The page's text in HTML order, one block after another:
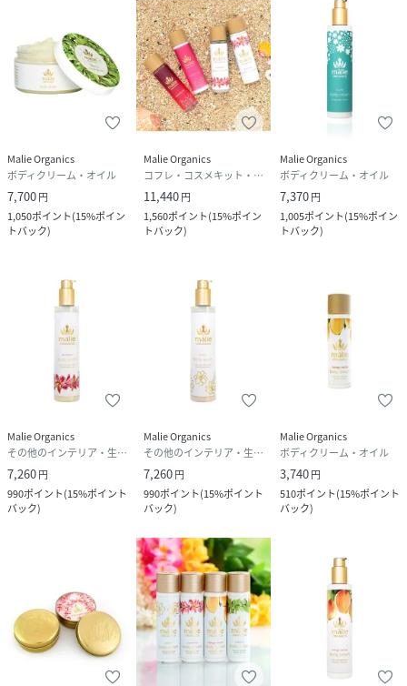
Malie Organics
ボディクリーム・オイル
7,700円
1,050ポイント(15%ポイン
トバック)
Malie Organics
コフレ・コスメキット・ギフトセット
11,440円
1,560ポイント(15%ポイン
トバック)
Malie Organics
ボディクリーム・オイル
7,370円
1,005ポイント(15%ポイン
トバック)
Malie Organics
その他のインテリア・生活雑貨
7,260円
990ポイント(15%ポイント
バック)
Malie Organics
その他のインテリア・生活雑貨
7,260円
990ポイント(15%ポイント
バック)
Malie Organics
ボディクリーム・オイル
3,740円
510ポイント(15%ポイント
バック)